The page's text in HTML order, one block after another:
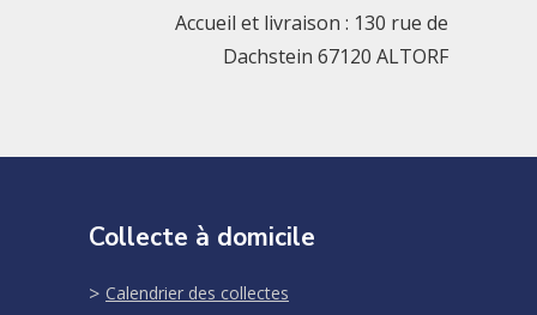
Accueil et livraison : 130 rue de
Dachstein 67120 ALTORF
Collecte à domicile
Calendrier des collectes